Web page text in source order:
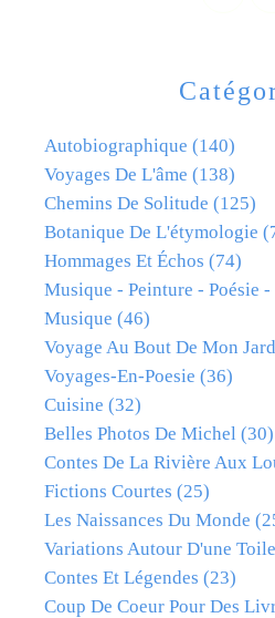
Autobiographique (140)
Voyages De L'âme (138)
Chemins De Solitude (125)
Botanique De L'étymologie
Hommages Et Échos (74)
Musique - Peinture - Poésie -
Musique (46)
Voyage Au Bout De Mon
Voyages-En-Poesie (36)
Cuisine (32)
Belles Photos De Michel (30)
Contes De La Rivière Aux
Fictions Courtes (25)
Les Naissances Du Monde
Variations Autour D'une
Contes Et Légendes (23)
Coup De Coeur Pour Des